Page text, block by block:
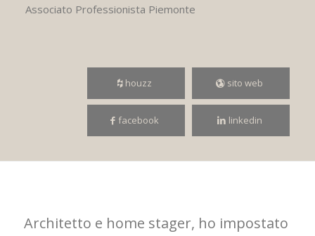
Associato Professionista Piemonte
houzz sito web
facebook linkedin
Architetto e home stager, ho impostato